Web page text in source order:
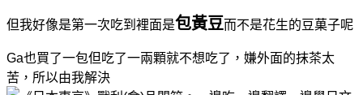
但我好像是第一次吃到裡面是包黃豆而不是花生的豆菓子呢
Ga也買了一包但吃了一兩顆就不想吃了，嫌外面的抹茶太
苦，所以由我解決